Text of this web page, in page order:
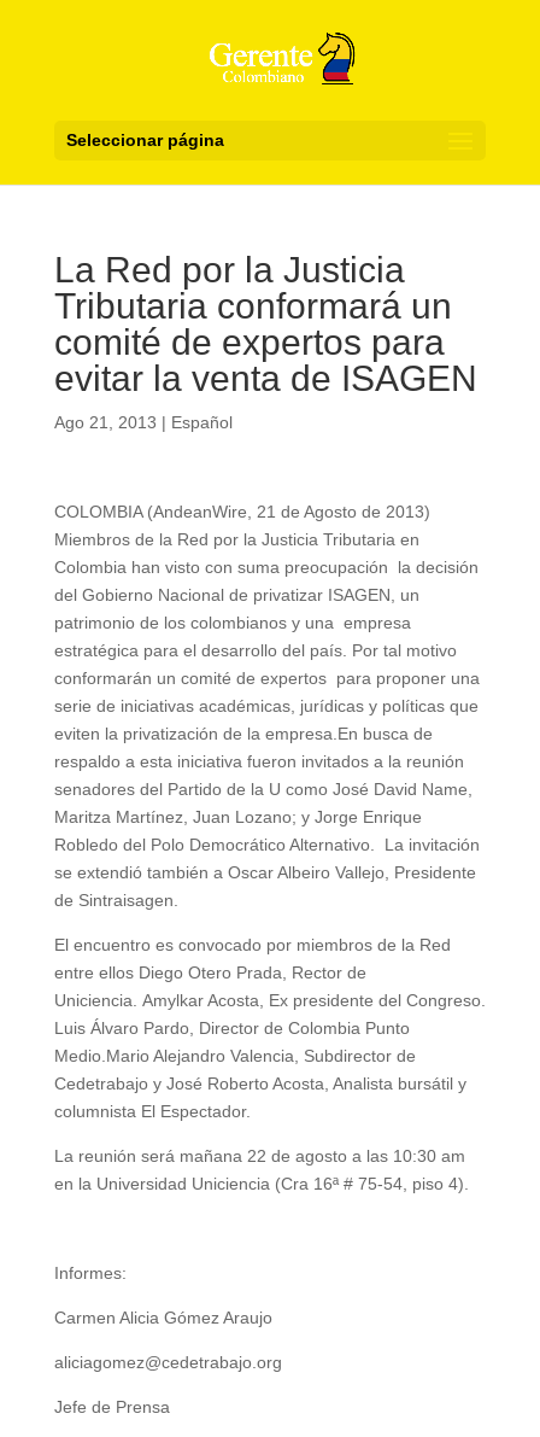
Seleccionar página
La Red por la Justicia
Tributaria conformará un
comité de expertos para
evitar la venta de ISAGEN
Ago 21, 2013 | Español
COLOMBIA (AndeanWire, 21 de Agosto de 2013)
Miembros de la Red por la Justicia Tributaria en
Colombia han visto con suma preocupación la decisión
del Gobierno Nacional de privatizar ISAGEN, un
patrimonio de los colombianos y una empresa
estratégica para el desarrollo del país. Por tal motivo
conformarán un comité de expertos para proponer una
serie de iniciativas académicas, jurídicas y políticas que
eviten la privatización de la empresa.En busca de
respaldo a esta iniciativa fueron invitados a la reunión
senadores del Partido de la U como José David Name,
Maritza Martínez, Juan Lozano; y Jorge Enrique
Robledo del Polo Democrático Alternativo. La invitación
se extendió también a Oscar Albeiro Vallejo, Presidente
de Sintraisagen.
El encuentro es convocado por miembros de la Red
entre ellos Diego Otero Prada, Rector de
Uniciencia. Amylkar Acosta, Ex presidente del Congreso.
Luis Álvaro Pardo, Director de Colombia Punto
Medio.Mario Alejandro Valencia, Subdirector de
Cedetrabajo y José Roberto Acosta, Analista bursátil y
columnista El Espectador.
La reunión será mañana 22 de agosto a las 10:30 am
en la Universidad Uniciencia (Cra 16ª # 75-54, piso 4).
Informes:
Carmen Alicia Gómez Araujo
aliciagomez@cedetrabajo.org
Jefe de Prensa